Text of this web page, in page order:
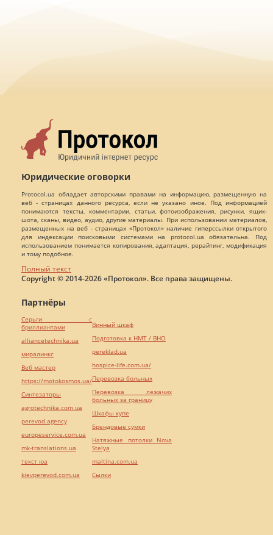
Юридические оговорки
Protocol.ua обладает авторскими правами на информацию, размещенную на
веб - страницах данного ресурса, если не указано иное. Под информацией
понимаются тексты, комментарии, статьи, фотоизображения, рисунки, ящик-
шота, сканы, видео, аудио, другие материалы. При использовании материалов,
размещенных на веб - страницах «Протокол» наличие гиперссылки открытого
для индексации поисковыми системами на protocol.ua обязательна. Под
использованием понимается копирования, адаптация, рерайтинг, модификация
и тому подобное.
Полный текст
Copyright © 2014-2026 «Протокол». Все права защищены.
Партнёры
Серьги с
бриллиантами
alliancetechnika.ua
миралинкс
Веб мастер
https://motokosmos.ua/
Синтезаторы
agrotechnika.com.ua
perevod.agency
europeservice.com.ua
mk-translations.ua
текст юа
kievperevod.com.ua
Винный шкаф
Подготовка к НМТ / ВНО
pereklad.ua
hospice-life.com.ua/
Перевозка больных
Перевозка лежачих
больных за границу
Шкафы купе
Брендовые сумки
Натяжные потолки Nova
Stelya
maltina.com.ua
Cылки